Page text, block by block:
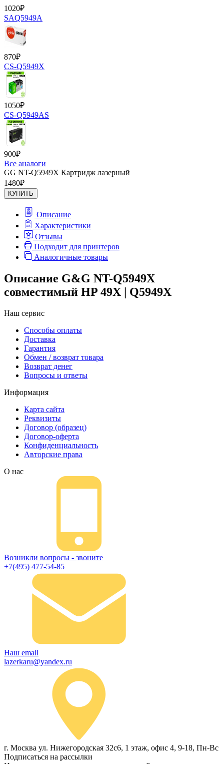
1020₽
SAQ5949A
870₽
CS-Q5949X
1050₽
CS-Q5949AS
900₽
Все аналоги
GG NT-Q5949X Картридж лазерный
1480₽
КУПИТЬ
Описание
Характеристики
Отзывы
Подходит для принтеров
Аналогичные товары
Описание G&G NT-Q5949X
совместимый HP 49X | Q5949X
Наш сервис
Способы оплаты
Доставка
Гарантия
Обмен / возврат товара
Возврат денег
Вопросы и ответы
Информация
Карта сайта
Реквизиты
Договор (образец)
Договор-оферта
Конфиденциальность
Авторские права
О нас
Возникли вопросы - звоните
+7(495) 477-54-85
Наш email
lazerkaru@yandex.ru
г. Москва ул. Нижегородская 32с6, 1 этаж, офис 4, 9-18, Пн-Вс
Подписаться на рассылки